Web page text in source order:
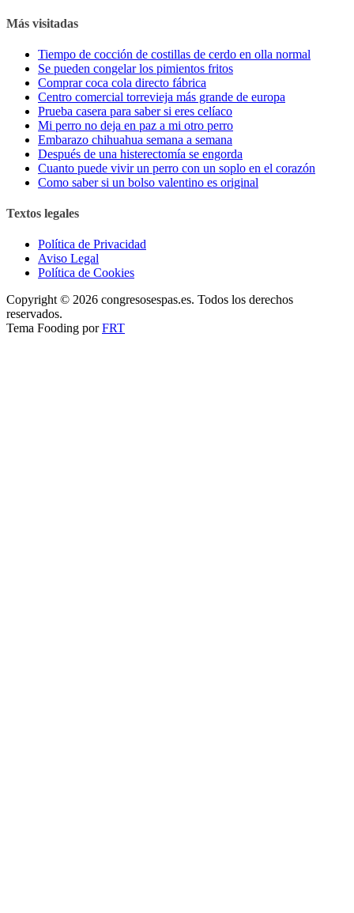
Más visitadas
Tiempo de cocción de costillas de cerdo en olla normal
Se pueden congelar los pimientos fritos
Comprar coca cola directo fábrica
Centro comercial torrevieja más grande de europa
Prueba casera para saber si eres celíaco
Mi perro no deja en paz a mi otro perro
Embarazo chihuahua semana a semana
Después de una histerectomía se engorda
Cuanto puede vivir un perro con un soplo en el corazón
Como saber si un bolso valentino es original
Textos legales
Política de Privacidad
Aviso Legal
Política de Cookies
Copyright © 2026 congresosespas.es. Todos los derechos
reservados.
Tema Fooding porFRT